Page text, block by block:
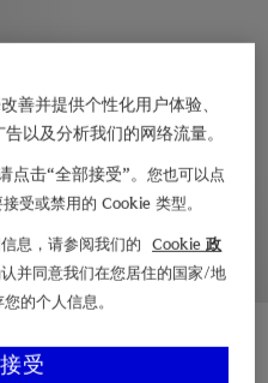
¥7,350.00
善并提供个性化用户体验、
以及分析我们的网络流量。
点击“全部接受”。您也可以点
受或禁用的 Cookie 类型。
息，请参阅我们的
Cookie 政
并同意我们在您居住的国家/地
的个人信息。
受